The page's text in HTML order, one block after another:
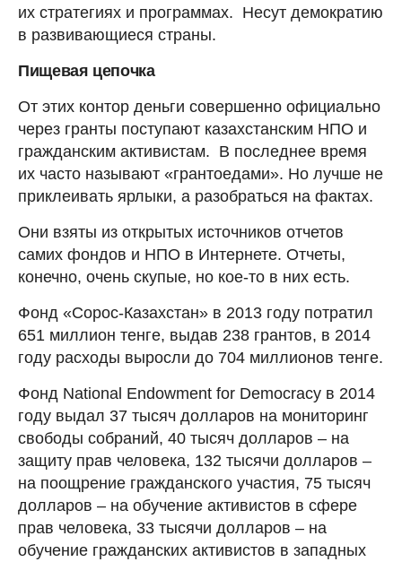
их стратегиях и программах. Несут демократию
в развивающиеся страны.
Пищевая цепочка
От этих контор деньги совершенно официально
через гранты поступают казахстанским НПО и
гражданским активистам. В последнее время
их часто называют «грантоедами». Но лучше не
приклеивать ярлыки, а разобраться на фактах.
Они взяты из открытых источников отчетов
самих фондов и НПО в Интернете. Отчеты,
конечно, очень скупые, но кое-то в них есть.
Фонд «Сорос-Казахстан» в 2013 году потратил
651 миллион тенге, выдав 238 грантов, в 2014
году расходы выросли до 704 миллионов тенге.
Фонд National Endowment for Democracy в 2014
году выдал 37 тысяч долларов на мониторинг
свободы собраний, 40 тысяч долларов – на
защиту прав человека, 132 тысячи долларов –
на поощрение гражданского участия, 75 тысяч
долларов – на обучение активистов в сфере
прав человека, 33 тысячи долларов – на
обучение гражданских активистов в западных